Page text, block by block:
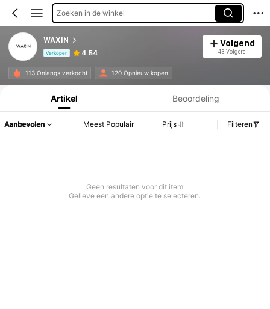
Zoeken in de winkel
WAXIN
Verkoper 4.54
Volgend
43 Volgers
113 Onlangs verkocht 120 Opnieuw kopen
Productinformatie: Prijsopenbaring, Verkoop- en Voorraadgegevens.
Artikel Beoordeling
Aanbevolen Meest Populair Prijs Filteren
Geen resultaten voor dit item
Gelieve een andere optie te selecteren.